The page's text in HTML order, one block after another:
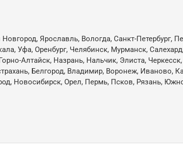
Ярославль, Вологда, Санкт-Петербург,
Уфа, Оренбург, Челябинск, Мурманск,
Алтайск, Назрань, Нальчик, Элиста,
Белгород, Владимир, Воронеж, Иваново,
Новосибирск, Орел, Пермь, Псков, Рязань,